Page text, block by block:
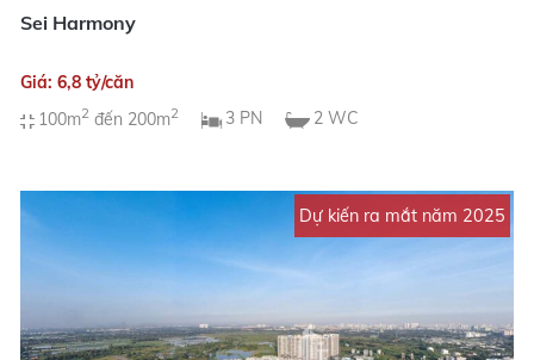
Sei Harmony
Giá: 6,8 tỷ/căn
100m2 đến 200m2 3 PN 2 WC
Dự kiến ra mắt năm 2025